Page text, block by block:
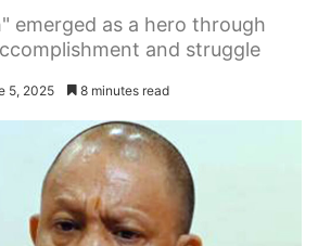
emerged as a hero through
and struggle
5, 2025 8 minutes read